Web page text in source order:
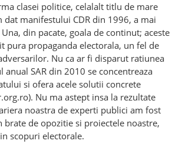
clasei politice, celalalt titlu de mare
dat manifestului CDR din 1996, a mai
din pacate, goala de continut; aceste
pura propaganda electorala, un fel de
Nu ca ar fi disparut ratiunea
anual SAR din 2010 se concentreaza
si ofera acele solutii concrete
Nu ma astept insa la rezultate
noastra de experti publici am fost
de opozitie si proiectele noastre,
scopuri electorale.